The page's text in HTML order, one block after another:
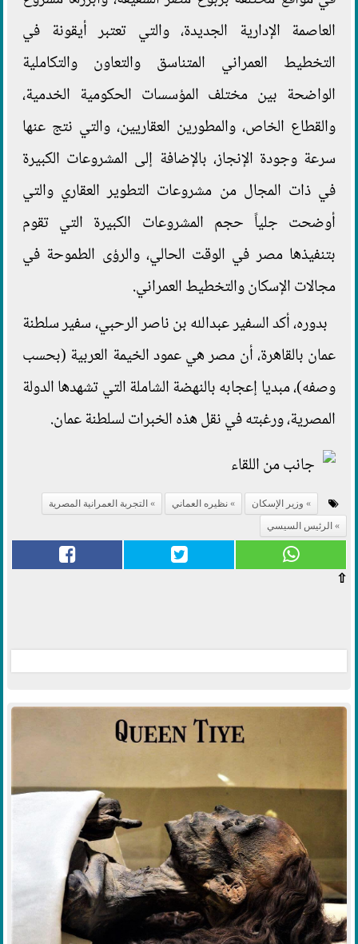
العاصمة الإدارية الجديدة، والتي تعتبر أيقونة في
التخطيط العمراني المتناسق والتعاون والتكاملية
الواضحة بين مختلف المؤسسات الحكومية الخدمية،
والقطاع الخاص، والمطورين العقاريين، والتي نتج عنها
سرعة وجودة الإنجاز، بالإضافة إلى المشروعات الكبيرة
في ذات المجال من مشروعات التطوير العقاري والتي
أوضحت جلياً حجم المشروعات الكبيرة التي تقوم
بتنفيذها مصر في الوقت الحالي، والرؤى الطموحة في
مجالات الإسكان والتخطيط العمراني.
بدوره، أكد السفير عبدالله بن ناصر الرحبي، سفير سلطنة
عمان بالقاهرة، أن مصر هي عمود الخيمة العربية (بحسب
وصفه)، مبديا إعجابه بالنهضة الشاملة التي تشهدها الدولة
المصرية، ورغبته في نقل هذه الخبرات لسلطنة عمان.
وزير الإسكان نظيره العماني
التجربة العمرانية المصرية
الرئيس السيسي
⇧